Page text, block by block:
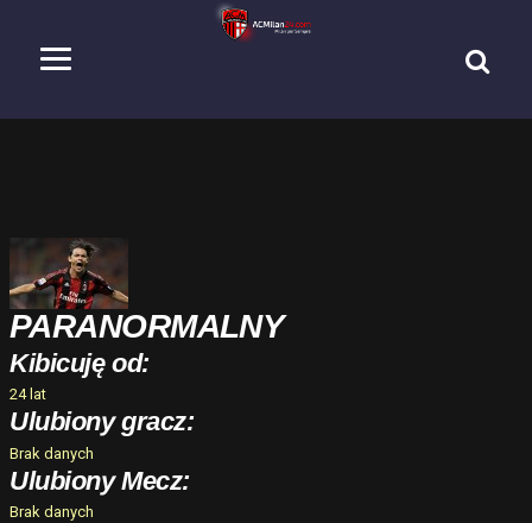
PARANORMALNY
Kibicuję od:
24 lat
Ulubiony gracz:
Brak danych
Ulubiony Mecz:
Brak danych